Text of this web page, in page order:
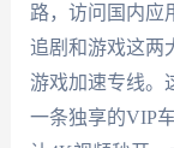
路，访问国内应
追剧和游戏这两
游戏加速专线。
一条独享的VIP